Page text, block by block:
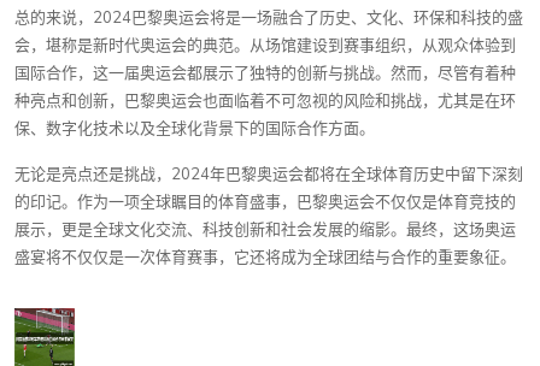
总的来说，2024巴黎奥运会将是一场融合了历史、文化、环保和科技的盛
会，堪称是新时代奥运会的典范。从场馆建设到赛事组织，从观众体验到
国际合作，这一届奥运会都展示了独特的创新与挑战。然而，尽管有着种
种亮点和创新，巴黎奥运会也面临着不可忽视的风险和挑战，尤其是在环
保、数字化技术以及全球化背景下的国际合作方面。
无论是亮点还是挑战，2024年巴黎奥运会都将在全球体育历史中留下深刻
的印记。作为一项全球瞩目的体育盛事，巴黎奥运会不仅仅是体育竞技的
展示，更是全球文化交流、科技创新和社会发展的缩影。最终，这场奥运
盛宴将不仅仅是一次体育赛事，它还将成为全球团结与合作的重要象征。